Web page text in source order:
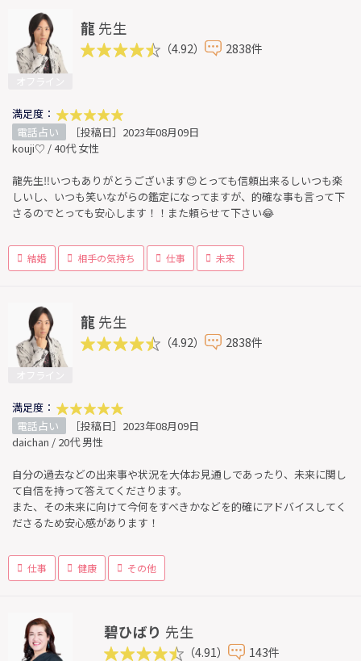
龍 先生
（4.92） 2838件
満足度：
電話占い
［投稿日］2023年08月09日
kouji♡ / 40代 女性
龍先生‼️いつもありがとうございます😊とっても信頼出来るしいつも楽
しいし、いつも笑いながらの鑑定になってますが、的確な事も言って下
さるのでとっても安心します！！また頼らせて下さい😂
結婚 相手の気持ち 仕事 未来
龍 先生
（4.92） 2838件
満足度：
電話占い
［投稿日］2023年08月09日
daichan / 20代 男性
自分の過去などの出来事や状況を大体お見通しであったり、未来に関し
て自信を持って答えてくださります。
また、その未来に向けて今何をすべきかなどを的確にアドバイスしてく
ださるため安心感があります！
仕事 健康 その他
碧ひばり 先生
（4.91） 143件